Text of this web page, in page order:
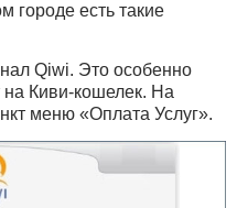
городе есть такие
Qiwi. Это особенно
на Киви-кошелек. На
меню «Оплата Услуг».